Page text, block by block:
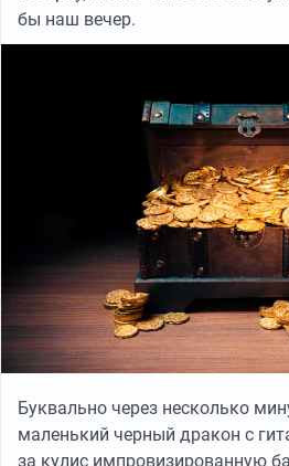
бы наш вечер.
Буквально через несколько
маленький черный дракон с
за кулис импровизированную